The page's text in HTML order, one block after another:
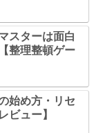
スターは面白
整理整頓ゲー
始め方・リセ
ビュー】